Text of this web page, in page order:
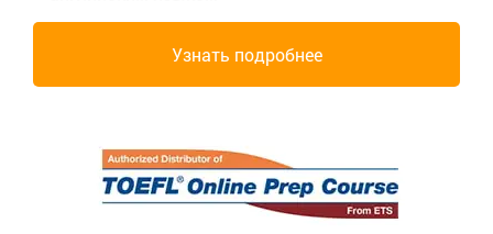
Узнать подробнее